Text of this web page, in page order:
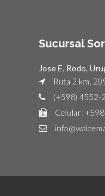
Sucursal
Jose E. Rodo,
Ruta 2 km.
(+598) 4552-
Celular: